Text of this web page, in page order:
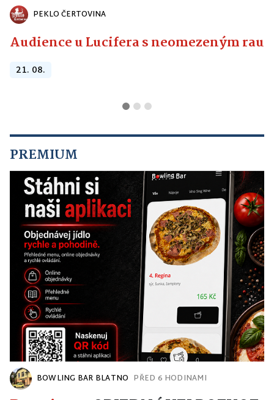
PEKLO ČERTOVINA
Audience u Lucifera s neomezeným
21. 08.
PREMIUM
BOWLING BAR BLATNO PŘED 6 HODINAMI